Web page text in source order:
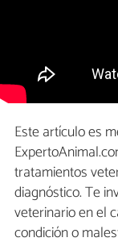
Este artículo es
tratamientos
diagnóstico. Te
veterinario en el
condición o